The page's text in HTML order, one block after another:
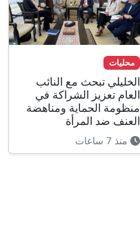
محليات
الخليلي تبحث مع النائب
العام تعزيز الشراكة في
منظومة الحماية ومناهضة
العنف ضد المرأة
منذ 7 ساعات